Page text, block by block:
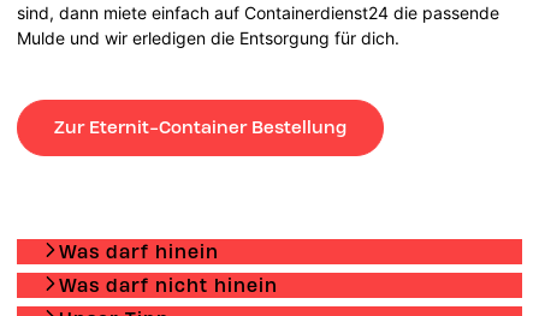
sind, dann miete einfach auf Containerdienst24 die passende
Mulde und wir erledigen die Entsorgung für dich.
Zur Eternit-Container Bestellung
Was darf hinein
Was darf nicht hinein